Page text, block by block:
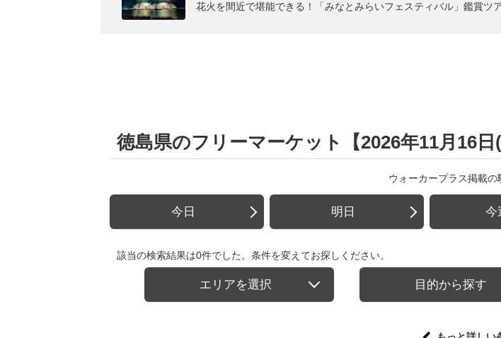
花火を間近で堪能できる！「みなとみらいフェスティバル」鑑賞ツ
徳島県のフリーマーケット【2026年11月16日(
ウォーカープラス掲載の
今日 明日 今
該当の検索結果は0件でした。条件を変えてお探しください。
エリアを選択 目的から探す